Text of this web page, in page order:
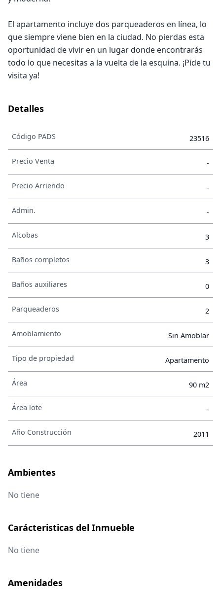
El apartamento incluye dos parqueaderos en línea, lo
que siempre viene bien en la ciudad. No pierdas esta
oportunidad de vivir en un lugar donde encontrarás
todo lo que necesitas a la vuelta de la esquina. ¡Pide tu
visita ya!
Detalles
Código PADS 23516
Precio Venta -
Precio Arriendo -
Admin. -
Alcobas 3
Baños completos 3
Baños auxiliares 0
Parqueaderos 2
Amoblamiento Sin Amoblar
Tipo de propiedad Apartamento
Área 90 m2
Área lote -
Año Construcción 2011
Ambientes
No tiene
Carácteristicas del Inmueble
No tiene
Amenidades